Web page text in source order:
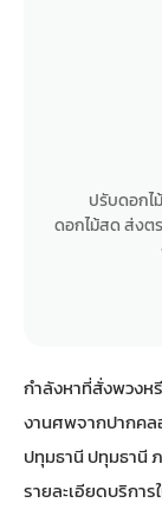
ปรับดอกไ
ดอกไม้สด ส่งต
กำลังหาที่สั่งพวงห
งานศพจากปากค
ปทุมธานี ปทุมธานี
รายละเอียดบริกา